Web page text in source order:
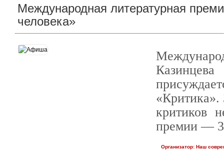
Международная литературная
человека»
«Критика».
критиков
премии —
Организатор:Наш